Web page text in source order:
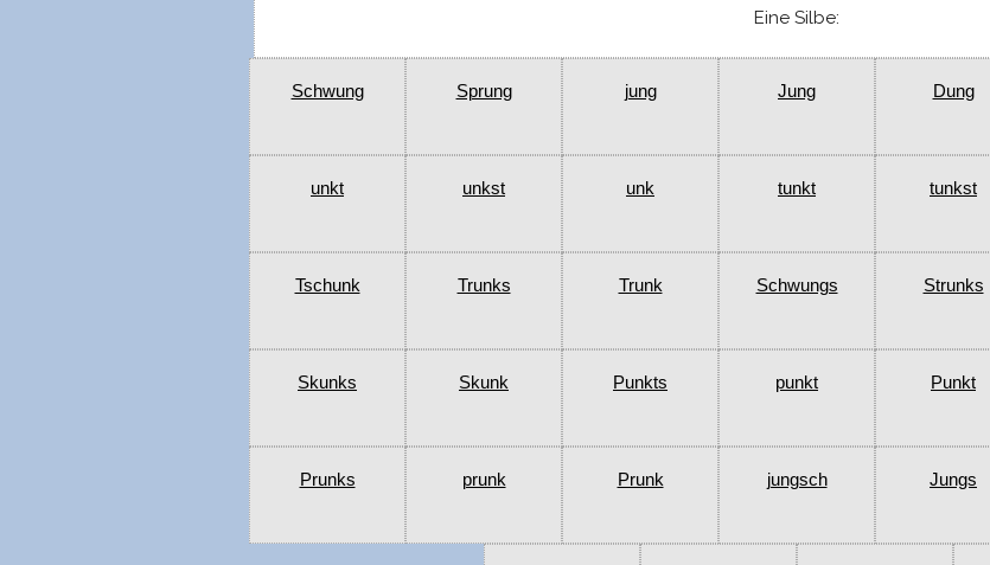
Eine Silbe:
Schwung Sprung jung Jung Dung
unkt unkst unk tunkt tunkst
Tschunk Trunks Trunk Schwungs Strunks
Skunks Skunk Punkts punkt Punkt
Prunks prunk Prunk jungsch Jungs